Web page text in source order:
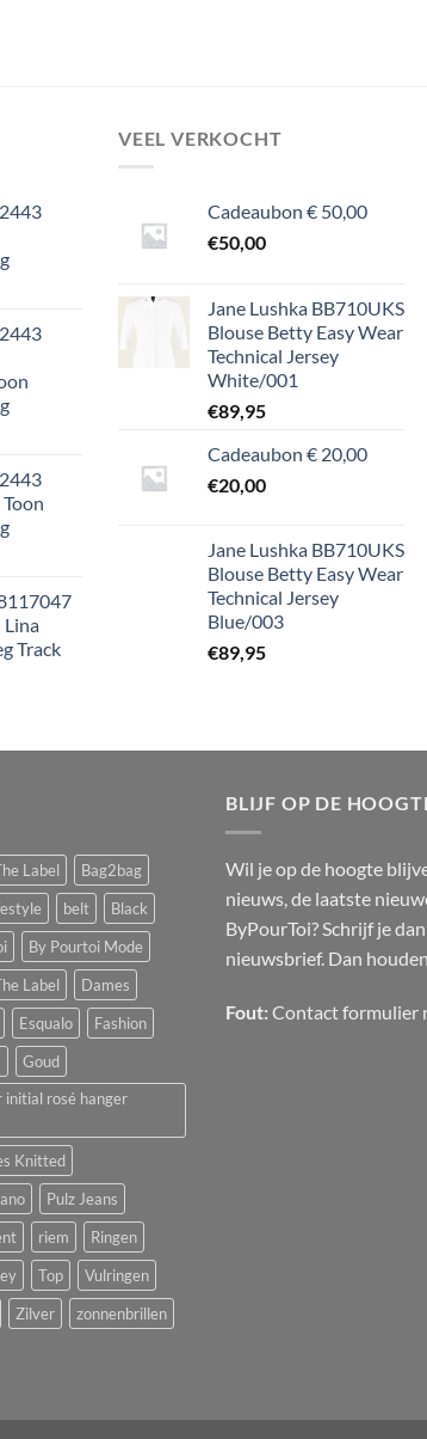
Lina
Track
VEEL VERKOCHT
Cadeaubon € 50,00
€50,00
Jane Lushka BB710UKS
Blouse Betty Easy Wear
Technical Jersey
White/001
€89,95
Cadeaubon € 20,00
€20,00
Jane Lushka BB710UKS
Blouse Betty Easy Wear
Technical Jersey
Blue/003
€89,95
Label
Bag2bag
belt
Black
By Pourtoi Mode
Label
Dames
Esqualo
Fashion
Goud
rosé hanger
Knitted
Pulz Jeans
riem
Ringen
Top
Vulringen
Zilver
zonnenbrillen
BLIJF OP DE
Wil je op de hoogte
nieuws, de laatste
ByPourToi? Schrijf je
nieuwsbrief. Dan
Fout: Contact formulier